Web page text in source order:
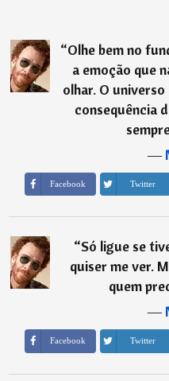
“Olhe bem no
a emoção que
olhar. O
consequência
―
Facebook Twitter
“Só ligue se
quiser me ver.
quem
―
Facebook Twitter